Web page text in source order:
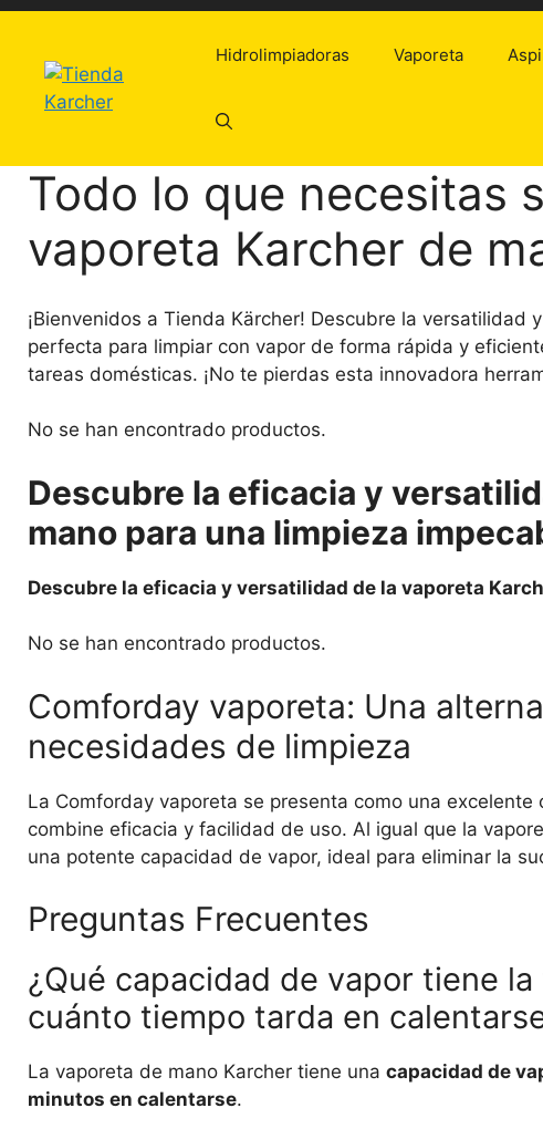
Saltar
contenido
Hidrolimpiadoras Vaporeta
Todo lo que necesitas
vaporeta Karcher de
¡Bienvenidos a Tienda Kärcher! Descubre la versatilidad
perfecta para limpiar con vapor de forma rápida y
tareas domésticas. ¡No te pierdas esta innovadora
No se han encontrado productos.
Descubre la eficacia y
mano para una limpieza
Descubre la eficacia y versatilidad de la vaporeta
No se han encontrado productos.
Comforday vaporeta: Una
necesidades de limpieza
La Comforday vaporeta se presenta como una
combine eficacia y facilidad de uso. Al igual que la
una potente capacidad de vapor, ideal para eliminar la
Preguntas Frecuentes
¿Qué capacidad de vapor tiene
cuánto tiempo tarda en
La vaporeta de mano Karcher tiene una capacidad de
minutos en calentarse.